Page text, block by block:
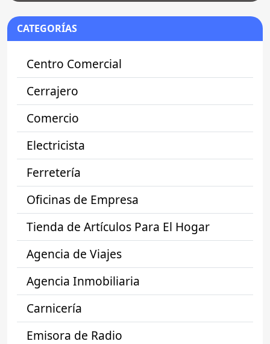
CATEGORÍAS
Centro Comercial
Cerrajero
Comercio
Electricista
Ferretería
Oficinas de Empresa
Tienda de Artículos Para El Hogar
Agencia de Viajes
Agencia Inmobiliaria
Carnicería
Emisora de Radio